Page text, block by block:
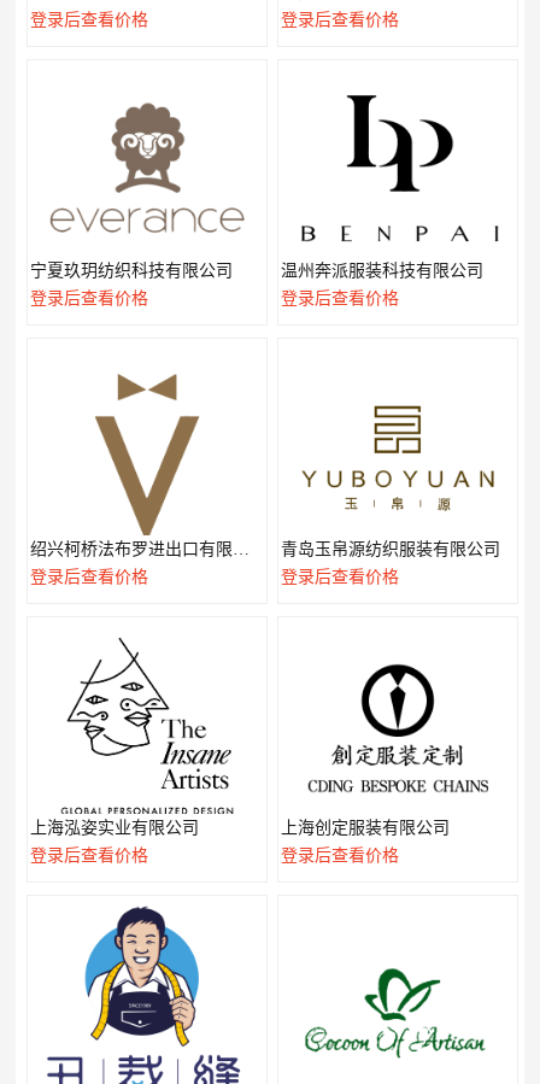
登录后查看价格
登录后查看价格
宁夏玖玥纺织科技有限公司
登录后查看价格
温州奔派服装科技有限公司
登录后查看价格
绍兴柯桥法布罗进出口有限公司
登录后查看价格
青岛玉帛源纺织服装有限公司
登录后查看价格
上海泓姿实业有限公司
登录后查看价格
上海创定服装有限公司
登录后查看价格